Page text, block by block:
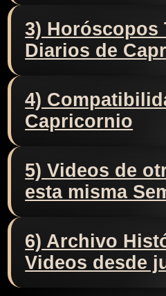
3) Horóscopos
Diarios de
4)
Capricornio
5) Videos de
esta misma
6) Archivo
Videos desde